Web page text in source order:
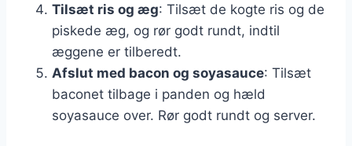
Tilsæt ris og æg: Tilsæt de kogte ris og de
piskede æg, og rør godt rundt, indtil
æggene er tilberedt.
Afslut med bacon og soyasauce: Tilsæt
baconet tilbage i panden og hæld
soyasauce over. Rør godt rundt og server.